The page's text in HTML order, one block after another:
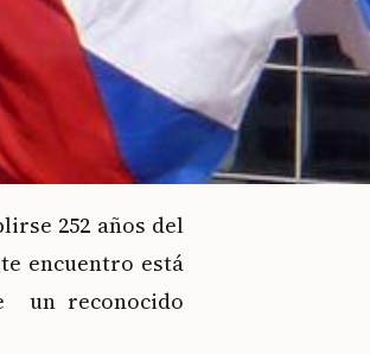
252 años del
encuentro está
un reconocido